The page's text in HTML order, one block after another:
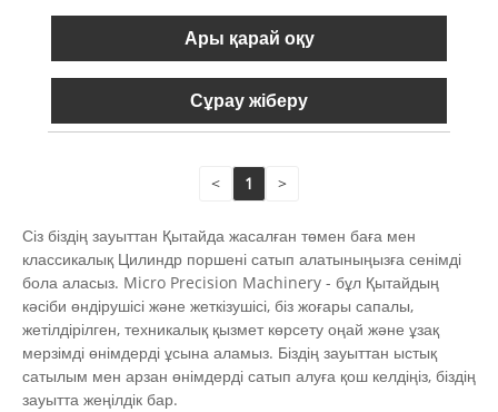
Ары қарай оқу
Сұрау жіберу
< 1 >
Сіз біздің зауыттан Қытайда жасалған төмен баға мен
классикалық Цилиндр поршені сатып алатыныңызға сенімді
бола аласыз. Micro Precision Machinery - бұл Қытайдың
кәсіби өндірушісі және жеткізушісі, біз жоғары сапалы,
жетілдірілген, техникалық қызмет көрсету оңай және ұзақ
мерзімді өнімдерді ұсына аламыз. Біздің зауыттан ыстық
сатылым мен арзан өнімдерді сатып алуға қош келдіңіз, біздің
зауытта жеңілдік бар.